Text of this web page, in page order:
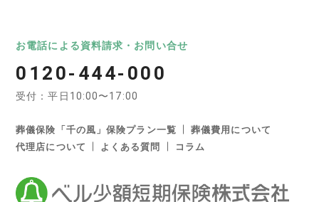
いいお墓 Life.（ライフドット） いいお墓-永代供養墓版
いいお墓-ペット霊園版 樹木葬なび
寺院墓地.com 優良墓石・石材店ガイド
お墓の引越し＆墓じまいくん
いい葬儀 いいお坊さん
お電話による資料請求・お問い合せ
0120-444-000
受付：平日10:00〜17:00
葬儀保険「千の風」保険プラン一覧
葬儀費用について
代理店について
よくある質問 コラム